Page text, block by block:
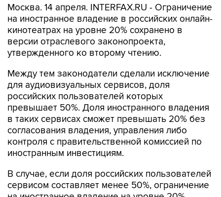
Москва. 14 апреля. INTERFAX.RU - Ограничение
на иностранное владение в российских онлайн-
кинотеатрах на уровне 20% сохранено в
версии отраслевого законопроекта,
утвержденного ко второму чтению.
Между тем законодатели сделали исключение
для аудиовизуальных сервисов, доля
российских пользователей которых
превышает 50%. Доля иностранного владения
в таких сервисах сможет превышать 20% без
согласования владения, управления либо
контроля с правительственной комиссией по
иностранным инвестициям.
В случае, если доля российских пользователей
сервисом составляет менее 50%, ограничение